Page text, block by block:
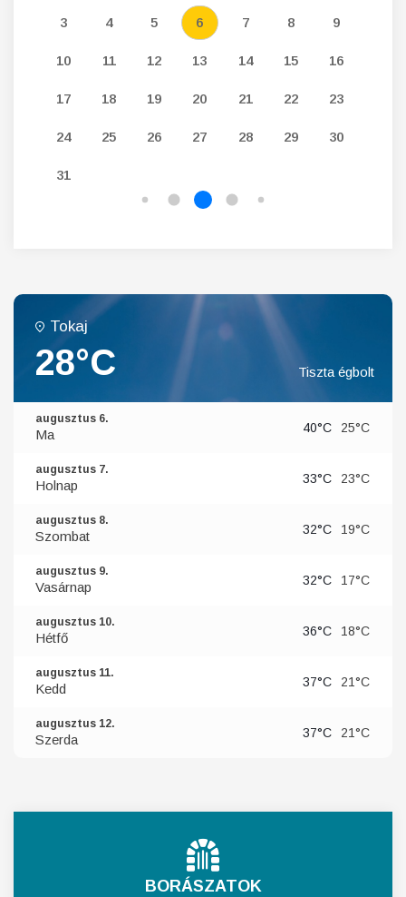
3 4 5 6 7 8 9
10 11 12 13 14 15 16
17 18 19 20 21 22 23
24 25 26 27 28 29 30
31
Tokaj
28°C Tiszta égbolt
augusztus 6.
Ma 40°C 25°C
augusztus 7.
Holnap 33°C 23°C
augusztus 8.
Szombat 32°C 19°C
augusztus 9.
Vasárnap 32°C 17°C
augusztus 10.
Hétfő 36°C 18°C
augusztus 11.
Kedd 37°C 21°C
augusztus 12.
Szerda 37°C 21°C
BORÁSZATOK